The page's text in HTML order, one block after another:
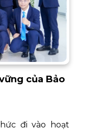
của Bảo
đi vào hoạt